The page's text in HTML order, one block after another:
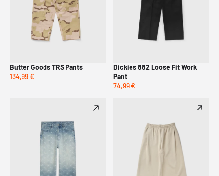
Butter Goods TRS Pants
134,99 €
Dickies 882 Loose Fit Work
Pant
74,99 €